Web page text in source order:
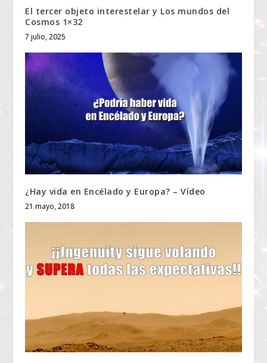
El tercer objeto interestelar y Los mundos del
Cosmos 1×32
7 julio, 2025
¿Hay vida en Encélado y Europa? – Vídeo
21 mayo, 2018